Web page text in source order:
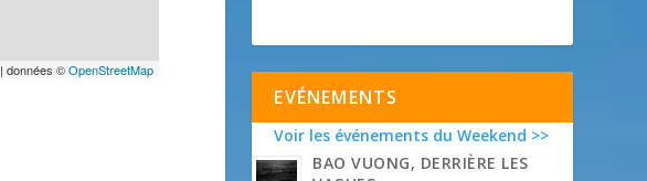
| données ©OpenStreetMap
EVÉNEMENTS
Voir les événements du Weekend >>
BAO VUONG, DERRIÈRE LES